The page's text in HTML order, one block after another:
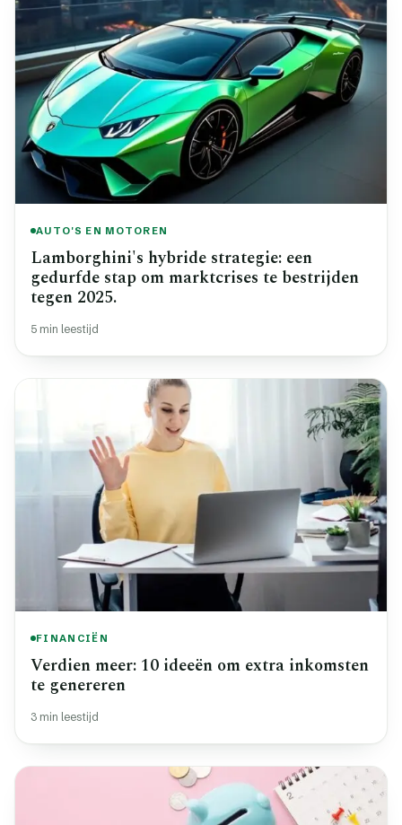
AUTO'S EN MOTOREN
Lamborghini's hybride strategie: een
gedurfde stap om marktcrises te bestrijden
tegen 2025.
5 min leestijd
FINANCIËN
Verdien meer: 10 ideeën om extra inkomsten
te genereren
3 min leestijd